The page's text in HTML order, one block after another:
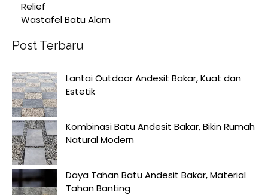
Relief
Wastafel Batu Alam
Post Terbaru
Lantai Outdoor Andesit Bakar, Kuat dan
Estetik
Kombinasi Batu Andesit Bakar, Bikin Rumah
Natural Modern
Daya Tahan Batu Andesit Bakar, Material
Tahan Banting